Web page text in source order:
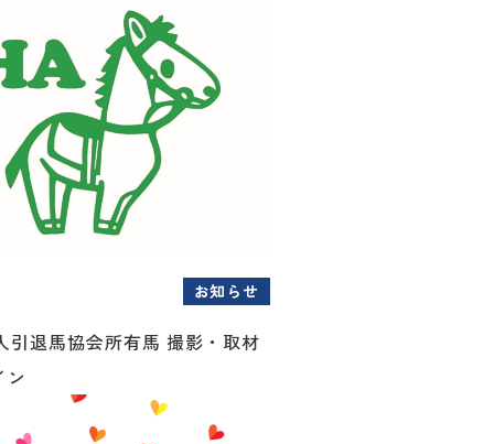
お知らせ
引退馬協会所有馬 撮影・取材
ン